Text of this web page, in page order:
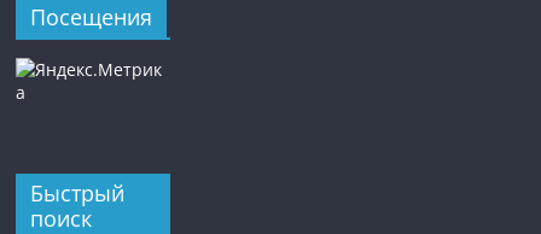
Посещения
Быстрый
поиск